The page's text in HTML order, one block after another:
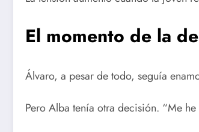
El momento de la
Álvaro, a pesar de todo, seguía
Pero Alba tenía otra decisión. “Me